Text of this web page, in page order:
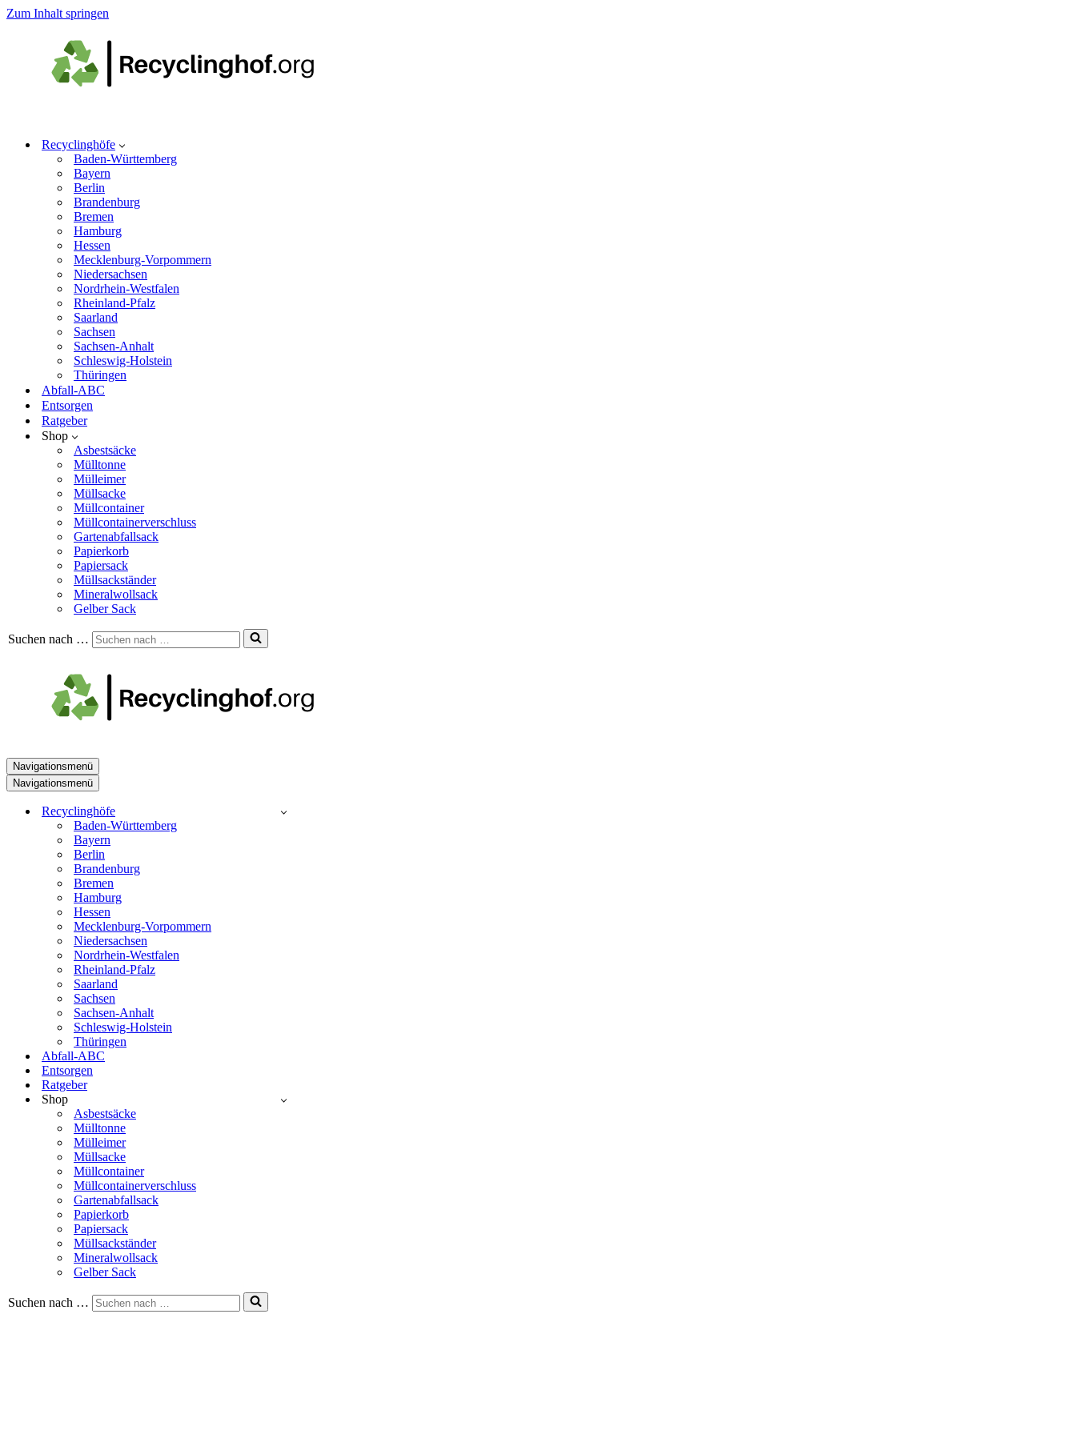
Zum Inhalt springen
Recyclinghöfe
Baden-Württemberg
Bayern
Berlin
Brandenburg
Bremen
Hamburg
Hessen
Mecklenburg-Vorpommern
Niedersachsen
Nordrhein-Westfalen
Rheinland-Pfalz
Saarland
Sachsen
Sachsen-Anhalt
Schleswig-Holstein
Thüringen
Abfall-ABC
Entsorgen
Ratgeber
Shop
Asbestsäcke
Mülltonne
Mülleimer
Müllsacke
Müllcontainer
Müllcontainerverschluss
Gartenabfallsack
Papierkorb
Papiersack
Müllsackständer
Mineralwollsack
Gelber Sack
Suchen nach …
Navigationsmenü
Navigationsmenü
Recyclinghöfe
Baden-Württemberg
Bayern
Berlin
Brandenburg
Bremen
Hamburg
Hessen
Mecklenburg-Vorpommern
Niedersachsen
Nordrhein-Westfalen
Rheinland-Pfalz
Saarland
Sachsen
Sachsen-Anhalt
Schleswig-Holstein
Thüringen
Abfall-ABC
Entsorgen
Ratgeber
Shop
Asbestsäcke
Mülltonne
Mülleimer
Müllsacke
Müllcontainer
Müllcontainerverschluss
Gartenabfallsack
Papierkorb
Papiersack
Müllsackständer
Mineralwollsack
Gelber Sack
Suchen nach …